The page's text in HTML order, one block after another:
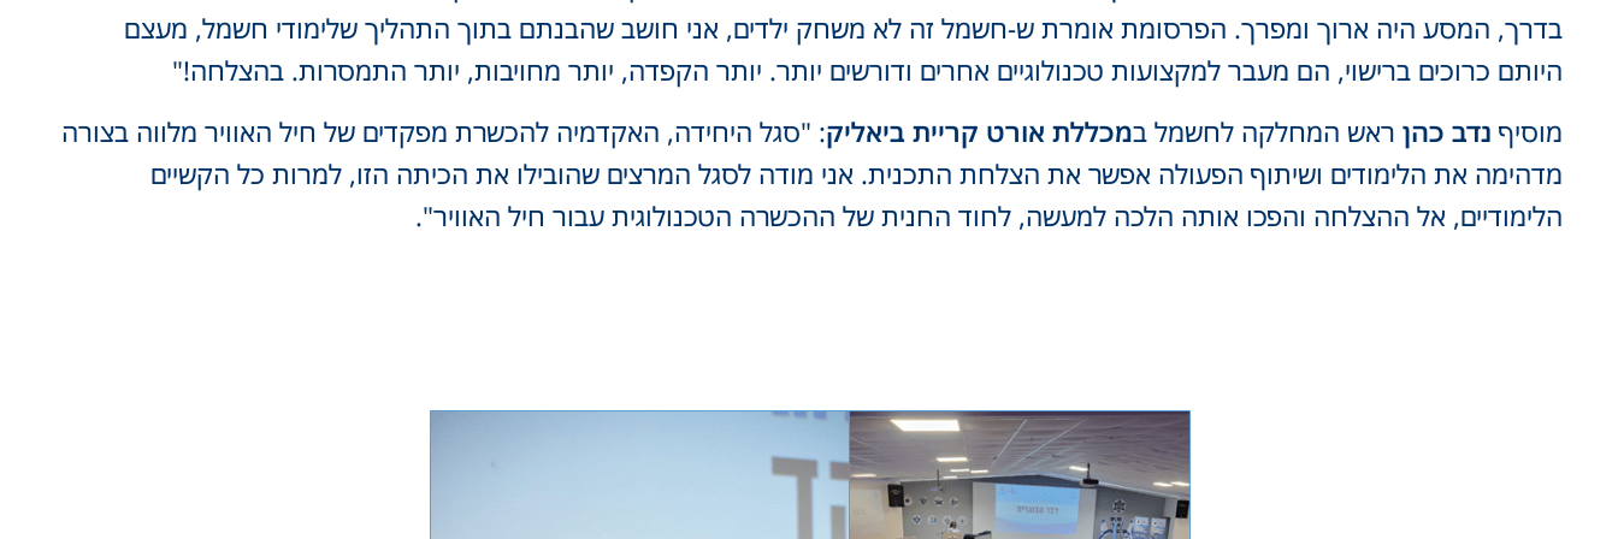
בדרך, המסע היה ארוך ומפרך. הפרסומת אומרת ש-חשמל זה לא משחק ילדים, אני חושב שהבנתם בתוך התהליך שלימודי חשמל, מעצם
היותם כרוכים ברישוי, הם מעבר למקצועות טכנולוגיים אחרים ודורשים יותר. יותר הקפדה, יותר מחויבות, יותר התמסרות. בהצלחה!"
מוסיף נדב כהןראש המחלקה לחשמל במכללת אורט קריית ביאליק: "סגל היחידה, האקדמיה להכשרת מפקדים של חיל האוויר מלווה בצורה
מדהימה את הלימודים ושיתוף הפעולה אפשר את הצלחת התכנית. אני מודה לסגל המרצים שהובילו את הכיתה הזו, למרות כל הקשיים
הלימודיים, אל ההצלחה והפכו אותה הלכה למעשה, לחוד החנית של ההכשרה הטכנולוגית עבור חיל האוויר".